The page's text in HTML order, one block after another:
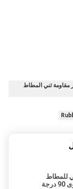
مقاومة ثني المطاط
للمطاط